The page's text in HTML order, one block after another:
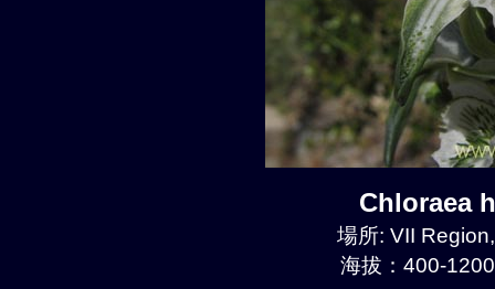
Chloraea
場所: VII
海拔：400-